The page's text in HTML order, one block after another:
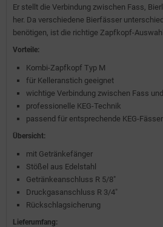
Er stellt die Verbindung zwischen Fass,
her. Da verschiedene Bierfässer
benötigen, ist die richtige Zapfkopf-
Vorteile:
Kombi-Zapfkopf Typ M
für Kelleranstich geeignet
wichtige Verbindung zwischen Fass
professionelle KEG-Technik
passend für entsprechende KEG-Fässer
Übersicht:
mit Getränkefänger
Stößel aus Edelstahl
Getränkeanschluss R 5/8"
Druckgasanschluss R 3/4"
Rückschlagsicherung
Lieferumfang: